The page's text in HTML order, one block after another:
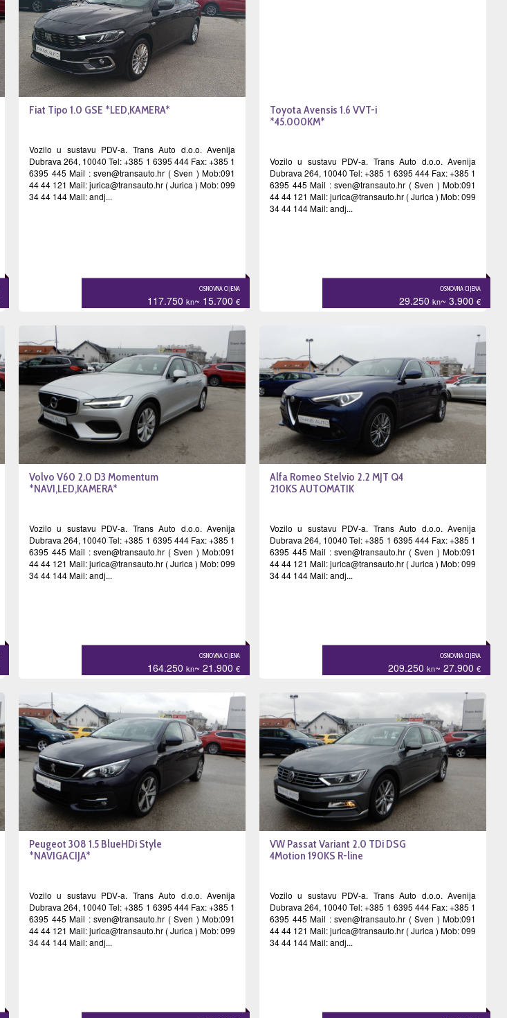
Fiat Tipo 1.0 GSE *LED,KAMERA*
Vozilo u sustavu PDV-a. Trans Auto d.o.o. Avenija
Dubrava 264, 10040 Tel: +385 1 6395 444 Fax: +385 1
6395 445 Mail : sven@transauto.hr ( Sven ) Mob:091
44 44 121 Mail:jurica@transauto.hr ( Jurica ) Mob: 099
34 44 144 Mail: andj...
OSNOVNA CIJENA
117.750 kn~ 15.700 €
Toyota Avensis 1.6 VVT-i
*45.000KM*
Vozilo u sustavu PDV-a. Trans Auto d.o.o. Avenija
Dubrava 264, 10040 Tel: +385 1 6395 444 Fax: +385 1
6395 445 Mail : sven@transauto.hr ( Sven ) Mob:091
44 44 121 Mail:jurica@transauto.hr ( Jurica ) Mob: 099
34 44 144 Mail: andj...
OSNOVNA CIJENA
29.250 kn~ 3.900 €
Volvo V60 2.0 D3 Momentum
*NAVI,LED,KAMERA*
Vozilo u sustavu PDV-a. Trans Auto d.o.o. Avenija
Dubrava 264, 10040 Tel: +385 1 6395 444 Fax: +385 1
6395 445 Mail : sven@transauto.hr ( Sven ) Mob:091
44 44 121 Mail:jurica@transauto.hr ( Jurica ) Mob: 099
34 44 144 Mail: andj...
OSNOVNA CIJENA
164.250 kn~ 21.900 €
Alfa Romeo Stelvio 2.2 MJT Q4
210KS AUTOMATIK
Vozilo u sustavu PDV-a. Trans Auto d.o.o. Avenija
Dubrava 264, 10040 Tel: +385 1 6395 444 Fax: +385 1
6395 445 Mail : sven@transauto.hr ( Sven ) Mob:091
44 44 121 Mail:jurica@transauto.hr ( Jurica ) Mob: 099
34 44 144 Mail: andj...
OSNOVNA CIJENA
209.250 kn~ 27.900 €
Peugeot 308 1.5 BlueHDi Style
*NAVIGACIJA*
Vozilo u sustavu PDV-a. Trans Auto d.o.o. Avenija
Dubrava 264, 10040 Tel: +385 1 6395 444 Fax: +385 1
6395 445 Mail : sven@transauto.hr ( Sven ) Mob:091
44 44 121 Mail:jurica@transauto.hr ( Jurica ) Mob: 099
34 44 144 Mail: andj...
VW Passat Variant 2.0 TDi DSG
4Motion 190KS R-line
Vozilo u sustavu PDV-a. Trans Auto d.o.o. Avenija
Dubrava 264, 10040 Tel: +385 1 6395 444 Fax: +385 1
6395 445 Mail : sven@transauto.hr ( Sven ) Mob:091
44 44 121 Mail:jurica@transauto.hr ( Jurica ) Mob: 099
34 44 144 Mail: andj...